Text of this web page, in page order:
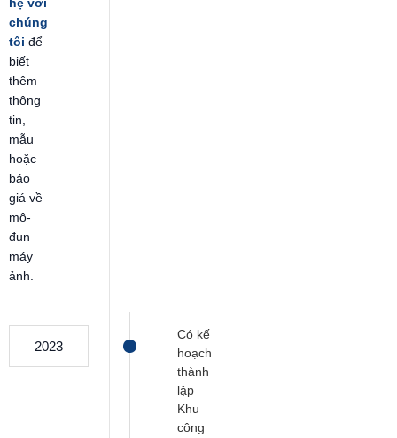
chúng
tôi để
biết
thêm
thông
tin,
mẫu
hoặc
báo
giá về
mô-
đun
máy
ảnh.
2023
Có kế
hoạch
thành
lập
Khu
công